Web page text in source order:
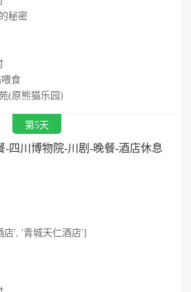
秘密
食
(原熊猫乐园)
第5天
-四川博物院-川剧-晚餐-酒店休息
店', '青城天仁酒店']